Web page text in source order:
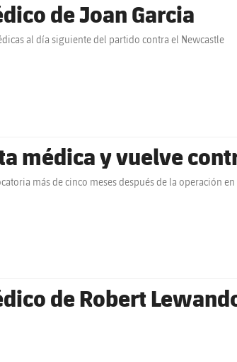
de Joan Garcia
al día siguiente del partido contra el Newcastle
médica y vuelve
más de cinco meses después de la operación
de Robert